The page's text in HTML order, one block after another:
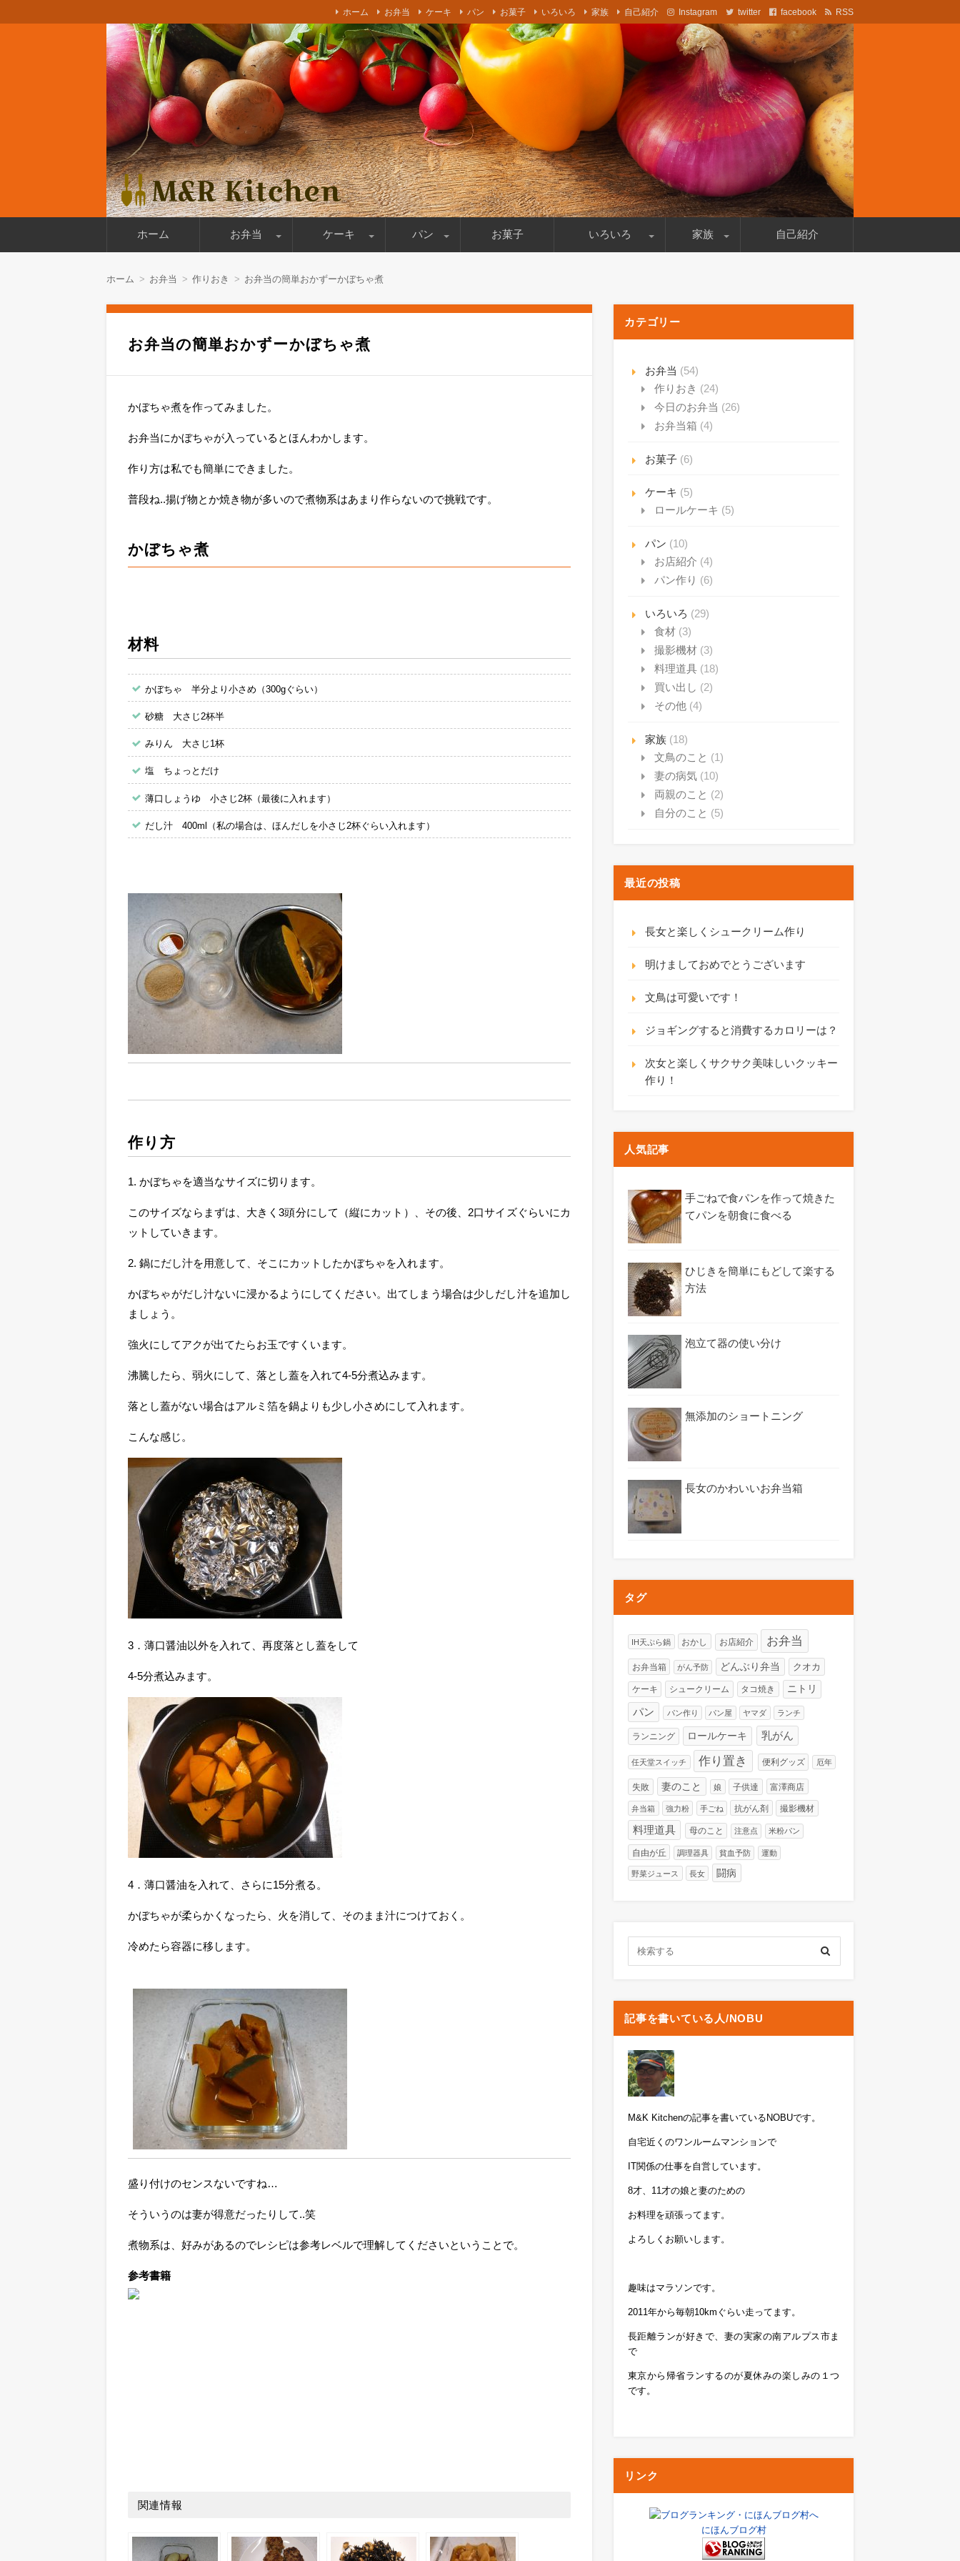
Instagram twitter facebook RSS
ホーム お弁当 ケーキ パン お菓子 いろいろ 家族 自己紹介
M&R Kitchen
料理好きのパパの日々のお弁当と週末のケーキやパン作りを書いております！妻の乳がんの闘病時の食事療法なども記載しています。
ホーム お弁当 ケーキ パン お菓子 いろいろ 家族 自己紹介
ホーム お弁当 作りおき お弁当の簡単おかずーかぼちゃ煮
お弁当の簡単おかずーかぼちゃ煮
かぼちゃ煮を作ってみました。
お弁当にかぼちゃが入っているとほんわかします。
作り方は私でも簡単にできました。
普段ね..揚げ物とか焼き物が多いので煮物系はあまり作らないので挑戦です。
かぼちゃ煮
材料
かぼちゃ 半分より小さめ（300gぐらい）
砂糖 大さじ2杯半
みりん 大さじ1杯
塩 ちょっとだけ
薄口しょうゆ 小さじ2杯（最後に入れます）
だし汁 400ml（私の場合は、ほんだしを小さじ2杯ぐらい入れます）
作り方
1. かぼちゃを適当なサイズに切ります。
このサイズならまずは、大きく3頭分にして（縦にカット）、その後、2口サイズぐらいにカ
ットしていきます。
2. 鍋にだし汁を用意して、そこにカットしたかぼちゃを入れます。
かぼちゃがだし汁ないに浸かるようにしてください。出てしまう場合は少しだし汁を追加し
ましょう。
強火にしてアクが出てたらお玉ですくいます。
沸騰したら、弱火にして、落とし蓋を入れて4-5分煮込みます。
落とし蓋がない場合はアルミ箔を鍋よりも少し小さめにして入れます。
こんな感じ。
3．薄口醤油以外を入れて、再度落とし蓋をして
4-5分煮込みます。
4．薄口醤油を入れて、さらに15分煮る。
かぼちゃが柔らかくなったら、火を消して、そのまま汁につけておく。
冷めたら容器に移します。
盛り付けのセンスないですね…
そういうのは妻が得意だったりして..笑
煮物系は、好みがあるのでレシピは参考レベルで理解してくださいということで。
参考書籍
関連情報
カテゴリー
お弁当 (54)
作りおき (24)
今日のお弁当 (26)
お弁当箱 (4)
お菓子 (6)
ケーキ (5)
ロールケーキ (5)
パン (10)
お店紹介 (4)
パン作り (6)
いろいろ (29)
食材 (3)
撮影機材 (3)
料理道具 (18)
買い出し (2)
その他 (4)
家族 (18)
文鳥のこと (1)
妻の病気 (10)
両親のこと (2)
自分のこと (5)
最近の投稿
長女と楽しくシュークリーム作り
明けましておめでとうございます
文鳥は可愛いです！
ジョギングすると消費するカロリーは？
次女と楽しくサクサク美味しいクッキー
作り！
人気記事
手ごねで食パンを作って焼きた
てパンを朝食に食べる
ひじきを簡単にもどして楽する
方法
泡立て器の使い分け
無添加のショートニング
長女のかわいいお弁当箱
タグ
IH天ぷら鍋 おかし お店紹介 お弁当
お弁当箱 がん予防 どんぶり弁当 クオカ
ケーキ シュークリーム タコ焼き ニトリ
パン パン作り パン屋 ヤマダ ランチ
ランニング ロールケーキ 乳がん
任天堂スイッチ 作り置き 便利グッズ 厄年
失敗 妻のこと 娘 子供達 富澤商店
弁当箱 強力粉 手ごね 抗がん剤 撮影機材
料理道具 母のこと 注意点 米粉パン
自由が丘 調理器具 貧血予防 運動
野菜ジュース 長女 闘病
記事を書いている人/NOBU
M&K Kitchenの記事を書いているNOBUです。
自宅近くのワンルームマンションで
IT関係の仕事を自営しています。
8才、11才の娘と妻のための
お料理を頑張ってます。
よろしくお願いします。
趣味はマラソンです。
2011年から毎朝10kmぐらい走ってます。
長距離ランが好きで、妻の実家の南アルプス市ま
で
東京から帰省ランするのが夏休みの楽しみの１つ
です。
リンク
にほんブログ村